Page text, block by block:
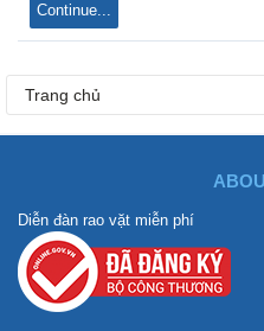
Continue...
Trang chủ
Diễn đàn rao vặt miễn phí